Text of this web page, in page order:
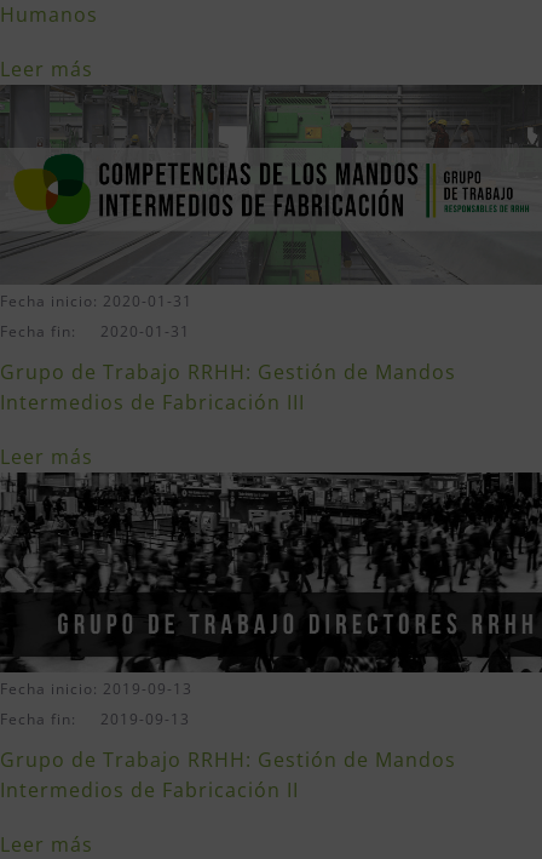
Humanos
Leer más
Fecha inicio: 2020-01-31
Fecha fin: 2020-01-31
Grupo de Trabajo RRHH: Gestión de Mandos
Intermedios de Fabricación III
Leer más
Fecha inicio: 2019-09-13
Fecha fin: 2019-09-13
Grupo de Trabajo RRHH: Gestión de Mandos
Intermedios de Fabricación II
Leer más